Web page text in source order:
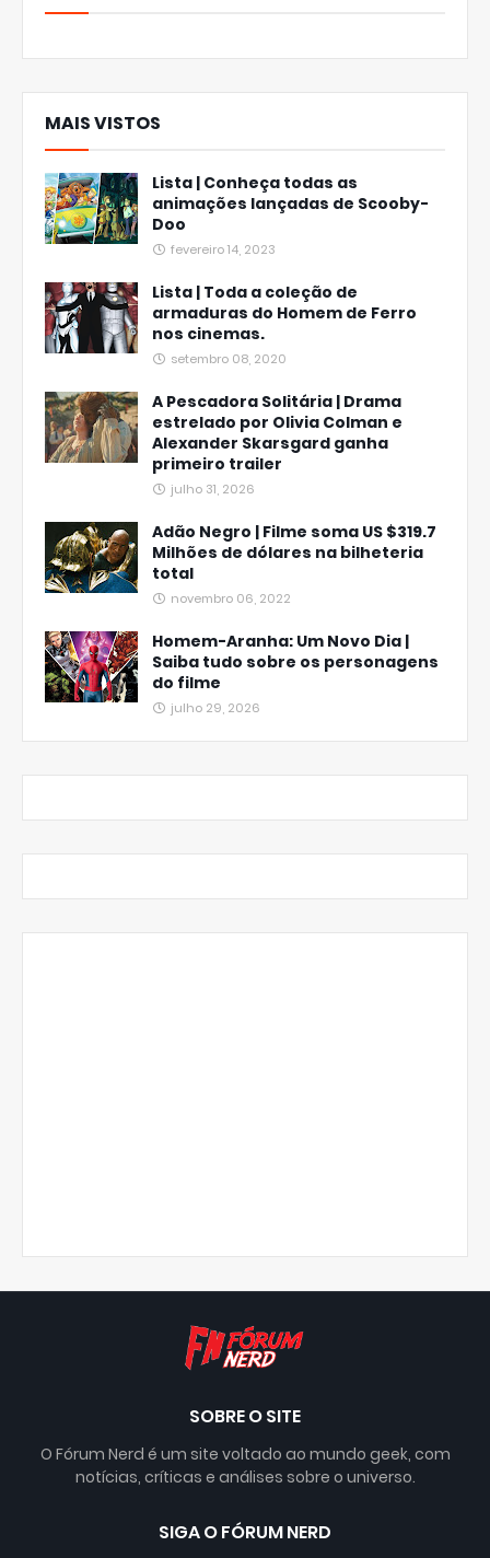
MAIS VISTOS
Lista | Conheça todas as
animações lançadas de Scooby-
Doo
fevereiro 14, 2023
Lista | Toda a coleção de
armaduras do Homem de Ferro
nos cinemas.
setembro 08, 2020
A Pescadora Solitária | Drama
estrelado por Olivia Colman e
Alexander Skarsgard ganha
primeiro trailer
julho 31, 2026
Adão Negro | Filme soma US $319.7
Milhões de dólares na bilheteria
total
novembro 06, 2022
Homem-Aranha: Um Novo Dia |
Saiba tudo sobre os personagens
do filme
julho 29, 2026
SOBRE O SITE
O Fórum Nerd é um site voltado ao mundo geek, com
notícias, críticas e análises sobre o universo.
SIGA O FÓRUM NERD